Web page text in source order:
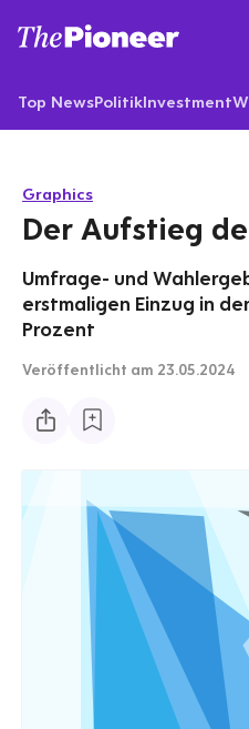
Top NewsPolitikInvestment
Graphics
Der Aufstieg
Umfrage- und
erstmaligen Einzug in
Prozent
Veröffentlicht am 23.05.2024